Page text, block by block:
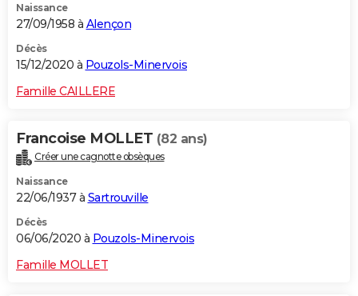
Naissance
27/09/1958 à Alençon
Décès
15/12/2020 à Pouzols-Minervois
Famille CAILLERE
Francoise MOLLET (82 ans)
Créer une cagnotte obsèques
Naissance
22/06/1937 à Sartrouville
Décès
06/06/2020 à Pouzols-Minervois
Famille MOLLET